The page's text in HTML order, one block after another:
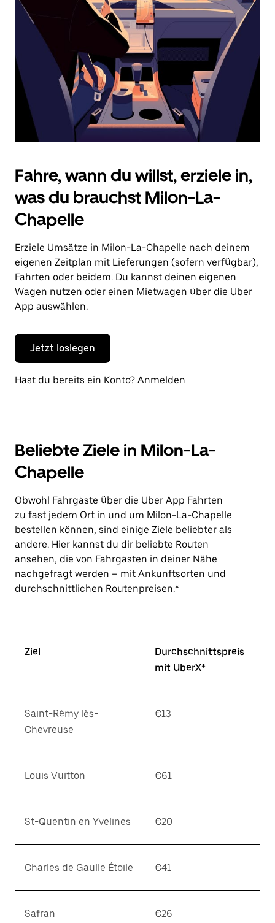
Drücke
die
Escape-
Taste,
den
Kalender
zu
schließen.
Fahre, wann du willst, erziele in,
was du brauchst Milon-La-
Chapelle
Erziele Umsätze in Milon-La-Chapelle nach deinem
eigenen Zeitplan mit Lieferungen (sofern verfügbar),
Fahrten oder beidem. Du kannst deinen eigenen
Wagen nutzen oder einen Mietwagen über die Uber
App auswählen.
Jetzt loslegen
Hast du bereits ein Konto? Anmelden
Beliebte Ziele in Milon-La-
Chapelle
Obwohl Fahrgäste über die Uber App Fahrten
zu fast jedem Ort in und um Milon-La-Chapelle
bestellen können, sind einige Ziele beliebter als
andere. Hier kannst du dir beliebte Routen
ansehen, die von Fahrgästen in deiner Nähe
nachgefragt werden – mit Ankunftsorten und
durchschnittlichen Routenpreisen.*
Ziel
Durchschnittspreis
mit UberX*
Saint-Rémy lès-
Chevreuse
€13
Louis Vuitton €61
St-Quentin en Yvelines €20
Charles de Gaulle Étoile €41
Safran
€26